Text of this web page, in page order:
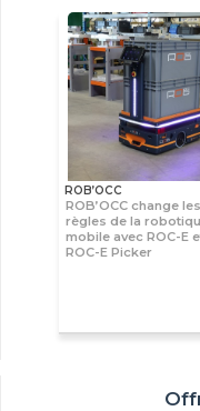
ROB’OCC
ROB’OCC change les
règles de la
mobile avec ROC-E
ROC-E Picker